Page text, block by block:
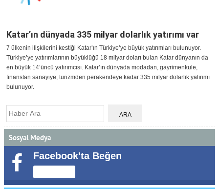
Katar’ın dünyada 335 milyar dolarlık yatırımı var
7 ülkenin ilişkilerini kestiği Katar’ın Türkiye’ye büyük yatırımları bulunuyor.
Türkiye’ye yatırımlarının büyüklüğü 18 milyar doları bulan Katar dünyanın da
en büyük 14’üncü yatırımcısı. Katar’ın dünyada modadan, gayrimenkule,
finanstan sanayiye, turizmden perakendeye kadar 335 milyar dolarlık yatırımı
bulunuyor.
Sosyal Medya
Facebook'ta Beğen